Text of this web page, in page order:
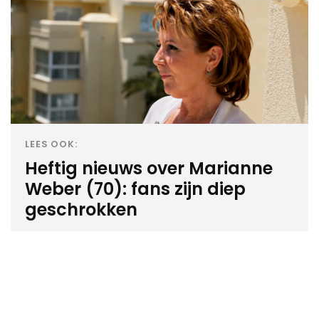
LEES OOK:
Heftig nieuws over Marianne
Weber (70): fans zijn diep
geschrokken